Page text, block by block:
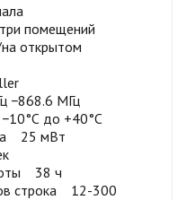
помещений
открытом
−868.6 МГц
до +40°С
25 мВт
38 ч
строка 12-300